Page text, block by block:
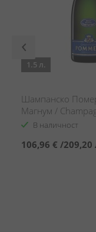
1.5 л.
Шампанско
Магнум /
Brut Royal Magnum
В наличност
106,96 € /209,20